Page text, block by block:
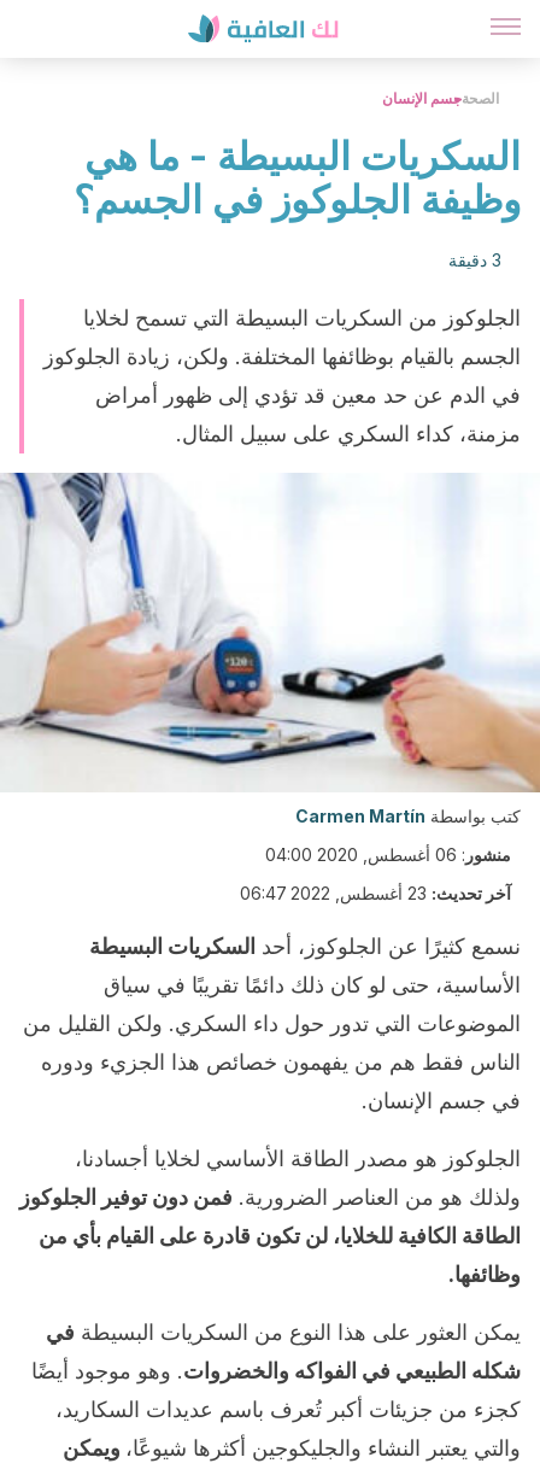
الصحةجسم الإنسان
السكريات البسيطة - ما هي
وظيفة الجلوكوز في الجسم؟
3 دقيقة
الجلوكوز من السكريات البسيطة التي تسمح لخلايا
الجسم بالقيام بوظائفها المختلفة. ولكن، زيادة الجلوكوز
في الدم عن حد معين قد تؤدي إلى ظهور أمراض
مزمنة، كداء السكري على سبيل المثال.
كتب بواسطة Carmen Martín
منشور : 06 أغسطس, 2020 04:00
آخر تحديث: 23 أغسطس, 2022 06:47
نسمع كثيرًا عن الجلوكوز، أحد السكريات البسيطة
الأساسية، حتى لو كان ذلك دائمًا تقريبًا في سياق
الموضوعات التي تدور حول داء السكري. ولكن القليل من
الناس فقط هم من يفهمون خصائص هذا الجزيء ودوره
في جسم الإنسان.
الجلوكوز هو مصدر الطاقة الأساسي لخلايا أجسادنا،
ولذلك هو من العناصر الضرورية. فمن دون توفير الجلوكوز
الطاقة الكافية للخلايا، لن تكون قادرة على القيام بأي من
وظائفها.
يمكن العثور على هذا النوع من السكريات البسيطة في
شكله الطبيعي في الفواكه والخضروات. وهو موجود أيضًا
كجزء من جزيئات أكبر تُعرف باسم عديدات السكاريد،
والتي يعتبر النشاء والجليكوجين أكثرها شيوعًا، ويمكن